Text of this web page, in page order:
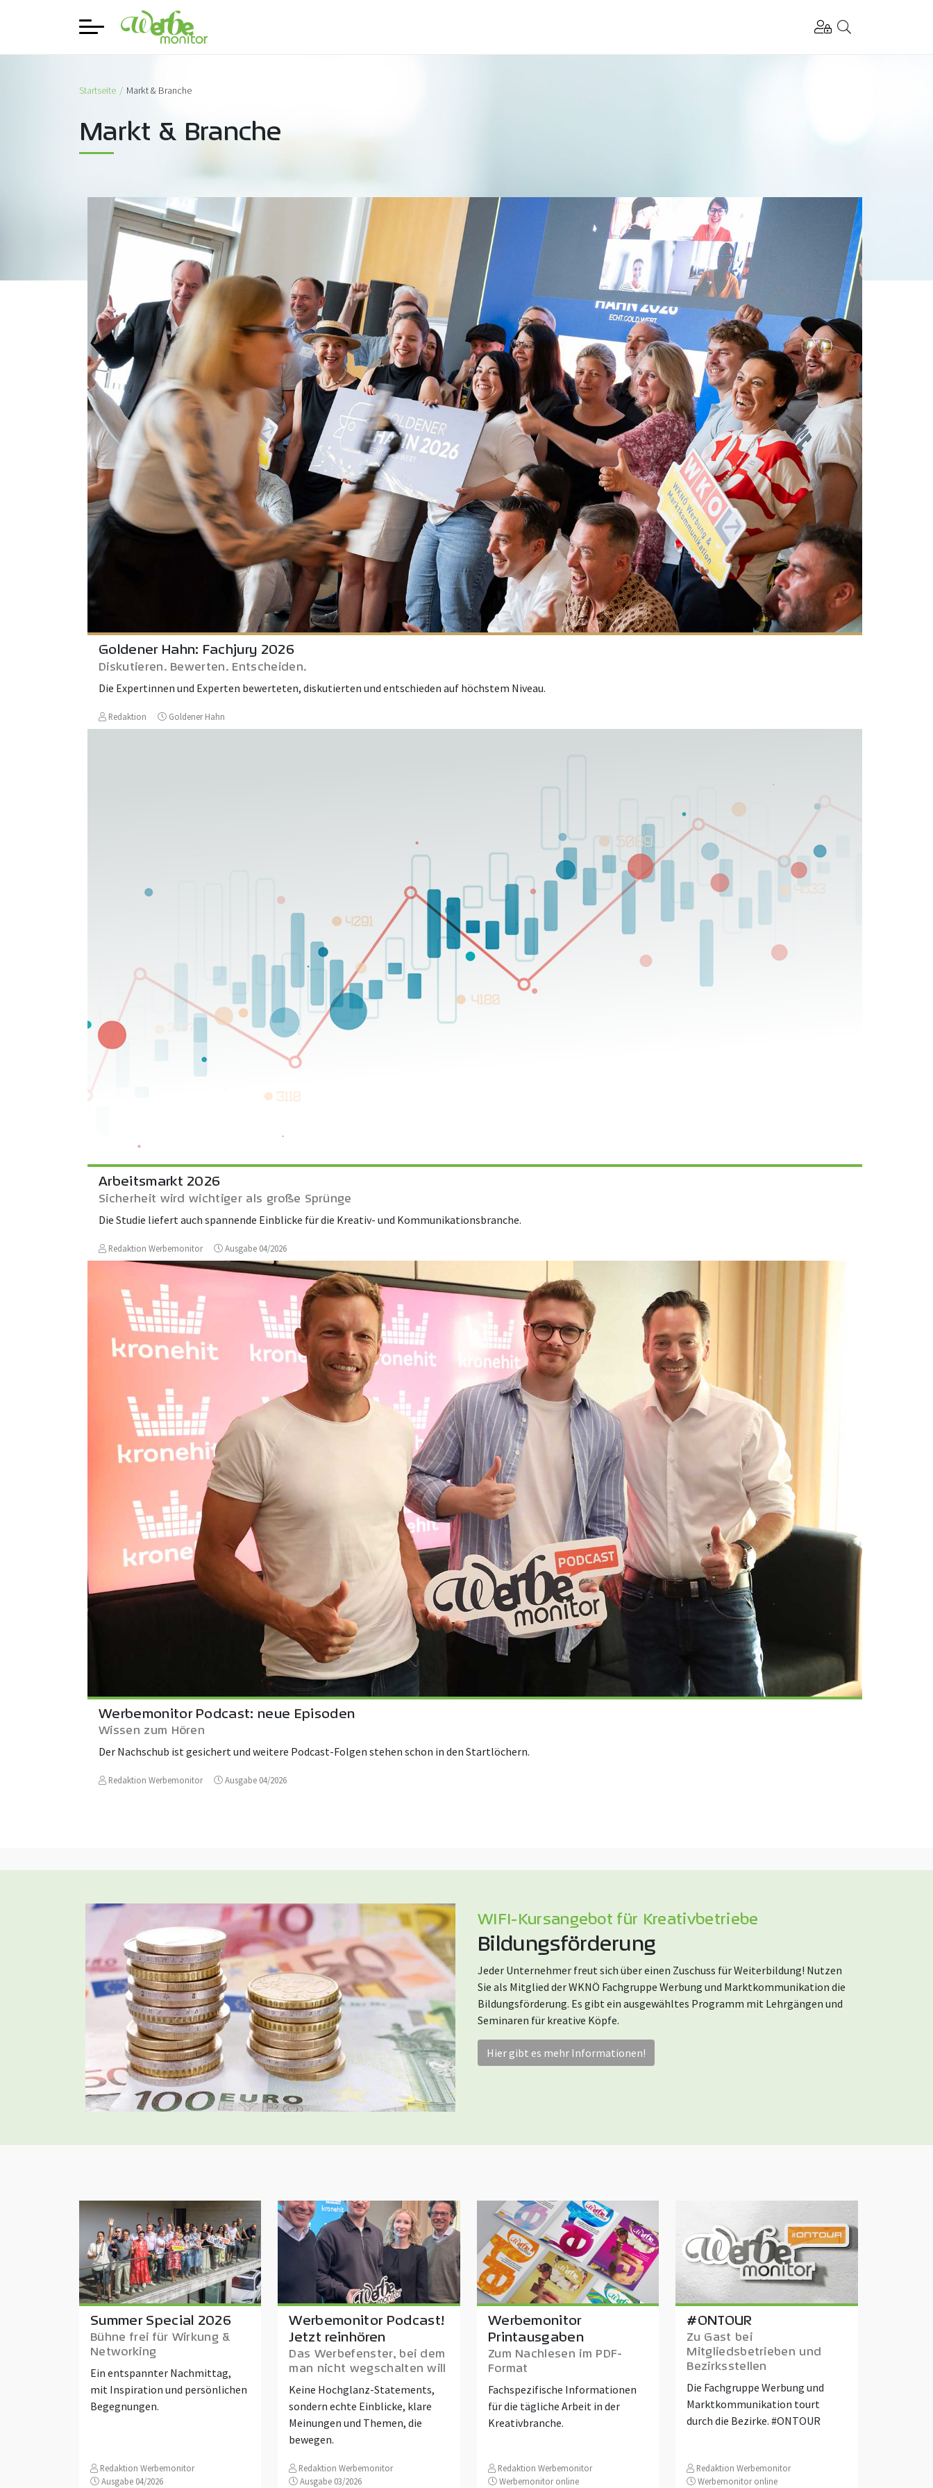
Startseite Markt & Branche
Markt & Branche
Goldener Hahn: Fachjury 2026
Diskutieren. Bewerten. Entscheiden.
Die Expertinnen und Experten bewerteten, diskutierten und entschieden auf höchstem Niveau.
Redaktion Goldener Hahn
Arbeitsmarkt 2026
Sicherheit wird wichtiger als große Sprünge
Die Studie liefert auch spannende Einblicke für die Kreativ- und Kommunikationsbranche.
Redaktion Werbemonitor Ausgabe 04/2026
Werbemonitor Podcast: neue Episoden
Wissen zum Hören
Der Nachschub ist gesichert und weitere Podcast-Folgen stehen schon in den Startlöchern.
Redaktion Werbemonitor Ausgabe 04/2026
WIFI-Kursangebot für Kreativbetriebe
Bildungsförderung
Jeder Unternehmer freut sich über einen Zuschuss für Weiterbildung! Nutzen
Sie als Mitglied der WKNÖ Fachgruppe Werbung und Marktkommunikation die
Bildungsförderung. Es gibt ein ausgewähltes Programm mit Lehrgängen und
Seminaren für kreative Köpfe.
Hier gibt es mehr Informationen!
Summer Special 2026
Bühne frei für Wirkung &
Networking
Ein entspannter Nachmittag,
mit Inspiration und persönlichen
Begegnungen.
Redaktion Werbemonitor
Ausgabe 04/2026
Werbemonitor Podcast!
Jetzt reinhören
Das Werbefenster, bei dem
man nicht wegschalten will
Keine Hochglanz-Statements,
sondern echte Einblicke, klare
Meinungen und Themen, die
bewegen.
Redaktion Werbemonitor
Ausgabe 03/2026
Werbemonitor
Printausgaben
Zum Nachlesen im PDF-
Format
Fachspezifische Informationen
für die tägliche Arbeit in der
Kreativbranche.
Redaktion Werbemonitor
Werbemonitor online
#ONTOUR
Zu Gast bei
Mitgliedsbetrieben und
Bezirksstellen
Die Fachgruppe Werbung und
Marktkommunikation tourt
durch die Bezirke. #ONTOUR
Redaktion Werbemonitor
Werbemonitor online